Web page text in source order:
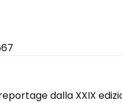
dalla XXIX